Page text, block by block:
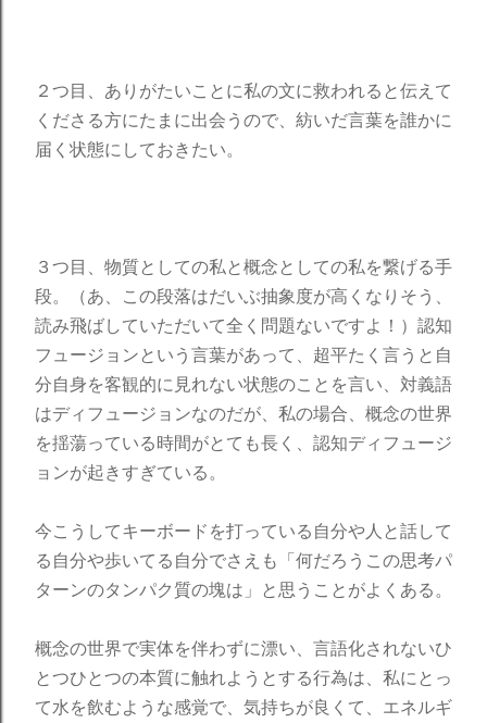
２つ目、ありがたいことに私の文に救われると伝えて
くださる方にたまに出会うので、紡いだ言葉を誰かに
届く状態にしておきたい。
３つ目、物質としての私と概念としての私を繋げる手
段。（あ、この段落はだいぶ抽象度が高くなりそう、
読み飛ばしていただいて全く問題ないですよ！）認知
フュージョンという言葉があって、超平たく言うと自
分自身を客観的に見れない状態のことを言い、対義語
はディフュージョンなのだが、私の場合、概念の世界
を揺蕩っている時間がとても長く、認知ディフュージ
ョンが起きすぎている。
今こうしてキーボードを打っている自分や人と話して
る自分や歩いてる自分でさえも「何だろうこの思考パ
ターンのタンパク質の塊は」と思うことがよくある。
概念の世界で実体を伴わずに漂い、言語化されないひ
とつひとつの本質に触れようとする行為は、私にとっ
て水を飲むような感覚で、気持ちが良くて、エネルギ